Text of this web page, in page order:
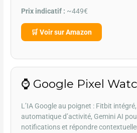
Prix indicatif : ~449€
🛒 Voir sur Amazon
⌚ Google Pixel
L’IA Google au poignet : Fitbit
automatique d’activité, Gemini AI
notifications et répondre